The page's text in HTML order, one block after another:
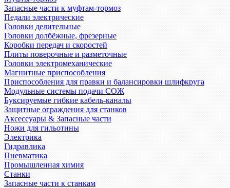
Запасные части к муфтам-тормоз
Педали электрические
Головки делительные
Головки долбёжные, фрезерные
Коробки передач и скоростей
Плиты поверочные и разметочные
Головки электромеханические
Магнитные приспособления
Приспособления для правки и балансировки шлифкруга
Модульные системы подачи СОЖ
Буксируемые гибкие кабель-каналы
Защитные ограждения для станков
Аксессуары & Запасные части
Ножи для гильотины
Электрика
Гидравлика
Пневматика
Промышленная химия
Станки
Запасные части к станкам